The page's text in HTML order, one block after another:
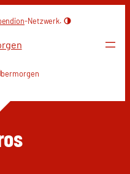
-Netzwerk.